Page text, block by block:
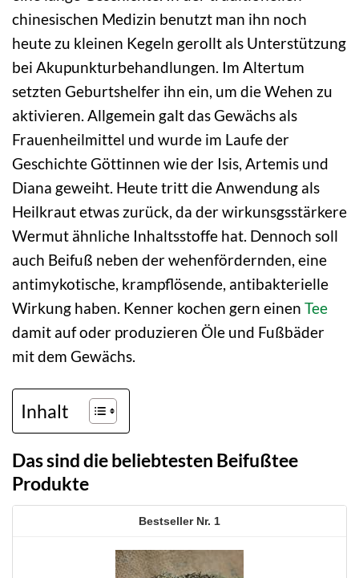
chinesischen Medizin benutzt man ihn noch
heute zu kleinen Kegeln gerollt als Unterstützung
bei Akupunkturbehandlungen. Im Altertum
setzten Geburtshelfer ihn ein, um die Wehen zu
aktivieren. Allgemein galt das Gewächs als
Frauenheilmittel und wurde im Laufe der
Geschichte Göttinnen wie der Isis, Artemis und
Diana geweiht. Heute tritt die Anwendung als
Heilkraut etwas zurück, da der wirkunsgsstärkere
Wermut ähnliche Inhaltsstoffe hat. Dennoch soll
auch Beifuß neben der wehenfördernden, eine
antimykotische, krampflösende, antibakterielle
Wirkung haben. Kenner kochen gern einen Tee
damit auf oder produzieren Öle und Fußbäder
mit dem Gewächs.
Inhalt
Das sind die beliebtesten Beifußtee
Produkte
1